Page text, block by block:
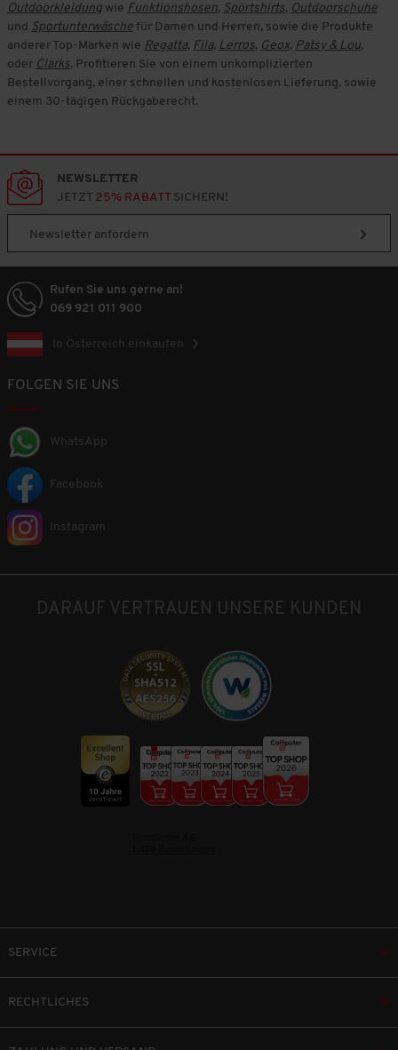
Outdoorkleidung wie Funktionshosen, Sportshirts, Outdoorschuhe
und Sportunterwäsche für Damen und Herren, sowie die Produkte
anderer Top-Marken wie Regatta, Fila, Lerros, Geox, Patsy & Lou,
oder Clarks. Profitieren Sie von einem unkomplizierten
Bestellvorgang, einer schnellen und kostenlosen Lieferung, sowie
einem 30-tägigen Rückgaberecht.
NEWSLETTER
JETZT 25% RABATTSICHERN!
Newsletter anfordern
Rufen Sie uns gerne an!
069 921 011 900
In Österreich einkaufen
FOLGEN SIE UNS
WhatsApp
Facebook
Instagram
DARAUF VERTRAUEN UNSERE KUNDEN
SERVICE
RECHTLICHES